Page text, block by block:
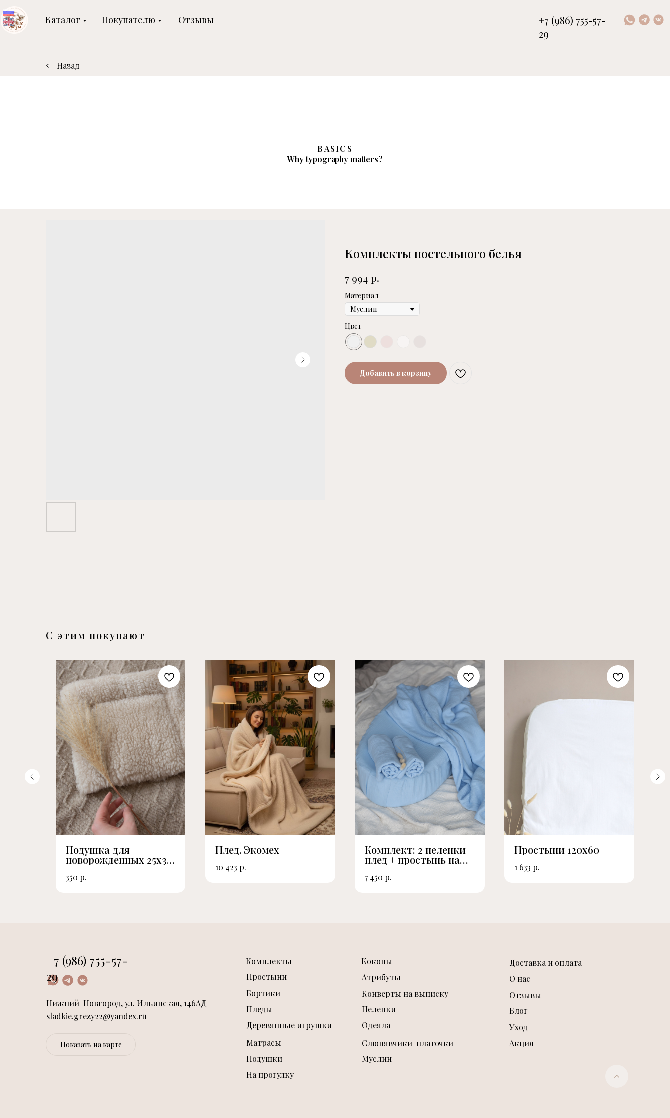
+7 (986) 755-57-
29
Каталог Покупателю Отзывы
Назад
BASICS
Why typography matters?
Комплекты постельного белья
7 994 р.
Материал
Цвет
Добавить в корзину
С этим покупают
Подушка для
новорожденных 25х30.
350 р.
Плед. Экомех
10 423 р.
Комплект: 2 пеленки +
плед + простынь на
7 450 р.
Простыни 120х60
1 633 р.
Комплекты
Простыни
Бортики
Матрасы
Пледы
Подушки
Конверты на выписку
Слюнявчики-платочки
Пеленки
Муслин
Одеяла
Акция
Коконы
Деревянные игрушки
На прогулку
Доставка и оплата
Атрибуты
+7 (986) 755-57-
29
Нижний-Новгород, ул. Ильинская, 146АД
sladkie.grezy22@yandex.ru
О нас
Отзывы
Блог
Показать на карте
Уход